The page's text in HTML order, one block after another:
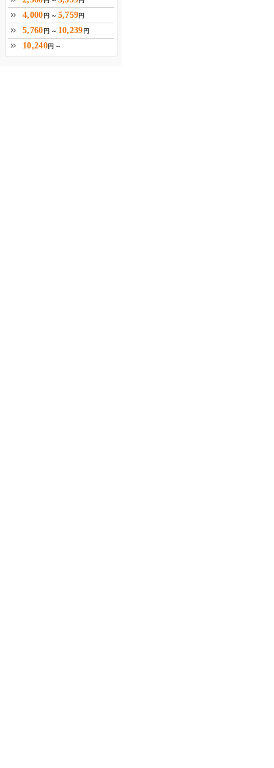
4,000 円 ～ 5,759円
5,760 円 ～ 10,239 円
10,240円 ～